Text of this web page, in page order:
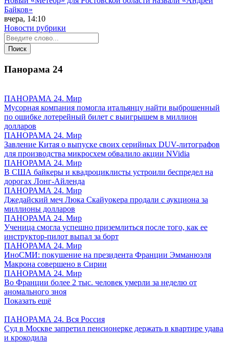
Байков»
вчера, 14:10
Новости рубрики
Панорама 24
ПАНОРАМА 24. Мир
Мусорная компания помогла итальянцу найти выброшенный
по ошибке лотерейный билет с выигрышем в миллион
долларов
ПАНОРАМА 24. Мир
Завление Китая о выпуске своих серийных DUV-литографов
для производства микросхем обвалило акции NVidia
ПАНОРАМА 24. Мир
В США байкеры и квадроциклисты устроили беспредел на
дорогах Лонг-Айленда
ПАНОРАМА 24. Мир
Джедайский меч Люка Скайуокера продали с аукциона за
миллионы долларов
ПАНОРАМА 24. Мир
Ученица смогла успешно приземлиться после того, как ее
инструктор-пилот выпал за борт
ПАНОРАМА 24. Мир
ИноСМИ: покушение на президента Франции Эмманюэля
Макрона совершено в Сирии
ПАНОРАМА 24. Мир
Во Франции более 2 тыс. человек умерли за неделю от
аномального зноя
Показать ещё
ПАНОРАМА 24. Вся Россия
Суд в Москве запретил пенсионерке держать в квартире удава
и крокодила